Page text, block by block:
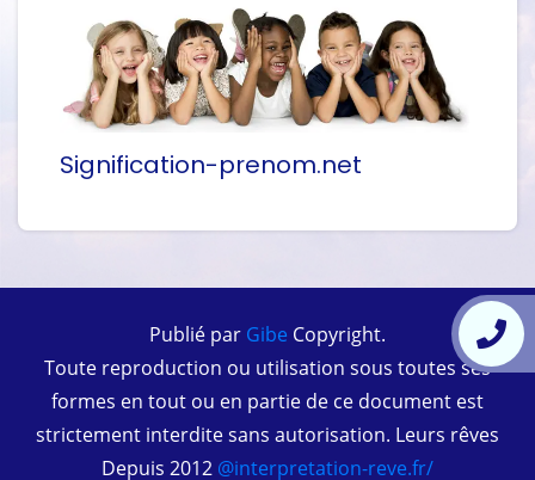
Signification-prenom.net
Publié par Gibe Copyright.
Toute reproduction ou utilisation sous toutes ses
formes en tout ou en partie de ce document est
strictement interdite sans autorisation. Leurs rêves
Depuis 2012 @interpretation-reve.fr/